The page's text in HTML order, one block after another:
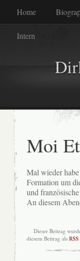
Home
Intern
Moi
Mal wieder
Formation um
und
An diesem
Dieser Beitrag
diesem Beitrag als